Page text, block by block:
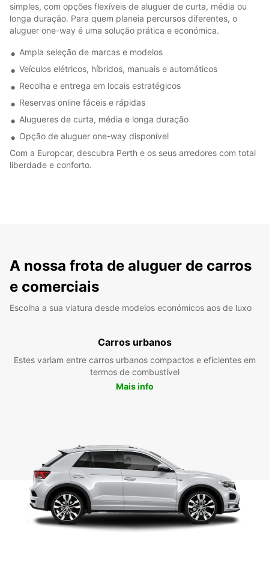
simples, com opções flexíveis de aluguer de curta, média ou
longa duração. Para quem planeia percursos diferentes, o
aluguer one-way é uma solução prática e económica.
Ampla seleção de marcas e modelos
Veículos elétricos, híbridos, manuais e automáticos
Recolha e entrega em locais estratégicos
Reservas online fáceis e rápidas
Alugueres de curta, média e longa duração
Opção de aluguer one-way disponível
Com a Europcar, descubra Perth e os seus arredores com total
liberdade e conforto.
A nossa frota de aluguer de carros
e comerciais
Escolha a sua viatura desde modelos económicos aos de luxo
Carros urbanos
Estes variam entre carros urbanos compactos e eficientes em
termos de combustível
Mais info